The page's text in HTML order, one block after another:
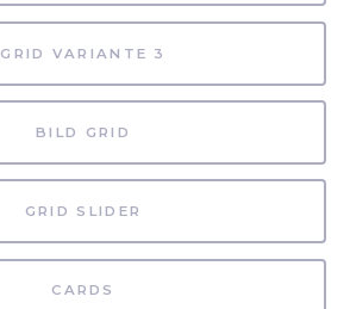
GRID VARIANTE 3
BILD GRID
GRID SLIDER
CARDS